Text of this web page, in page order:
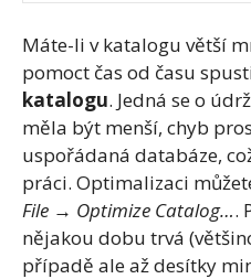
Máte-li v katalogu větší
pomoct čas od času
katalogu. Jedná se o
měla být menší, chyb
uspořádaná databáze,
práci. Optimalizaci
File → Optimize Catalog….
nějakou dobu trvá
případě ale až desítky